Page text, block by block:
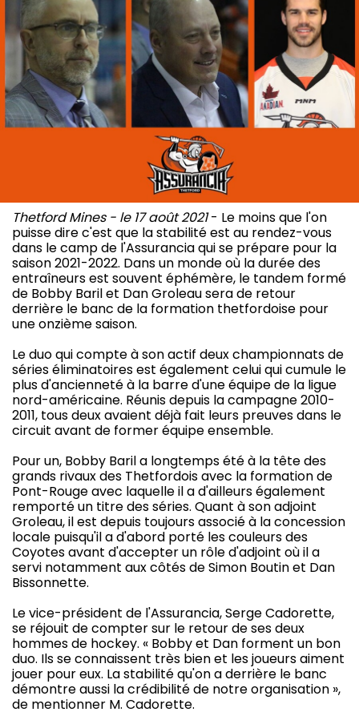
Thetford Mines - le 17 août 2021- Le moins que l'on
puisse dire c'est que la stabilité est au rendez-vous
dans le camp de l'Assurancia qui se prépare pour la
saison 2021-2022. Dans un monde où la durée des
entraîneurs est souvent éphémère, le tandem formé
de Bobby Baril et Dan Groleau sera de retour
derrière le banc de la formation thetfordoise pour
une onzième saison.
Le duo qui compte à son actif deux championnats de
séries éliminatoires est également celui qui cumule le
plus d'ancienneté à la barre d'une équipe de la ligue
nord-américaine. Réunis depuis la campagne 2010-
2011, tous deux avaient déjà fait leurs preuves dans le
circuit avant de former équipe ensemble.
Pour un, Bobby Baril a longtemps été à la tête des
grands rivaux des Thetfordois avec la formation de
Pont-Rouge avec laquelle il a d'ailleurs également
remporté un titre des séries. Quant à son adjoint
Groleau, il est depuis toujours associé à la concession
locale puisqu'il a d'abord porté les couleurs des
Coyotes avant d'accepter un rôle d'adjoint où il a
servi notamment aux côtés de Simon Boutin et Dan
Bissonnette.
Le vice-président de l'Assurancia, Serge Cadorette,
se réjouit de compter sur le retour de ses deux
hommes de hockey. « Bobby et Dan forment un bon
duo. Ils se connaissent très bien et les joueurs aiment
jouer pour eux. La stabilité qu'on a derrière le banc
démontre aussi la crédibilité de notre organisation »,
de mentionner M. Cadorette.